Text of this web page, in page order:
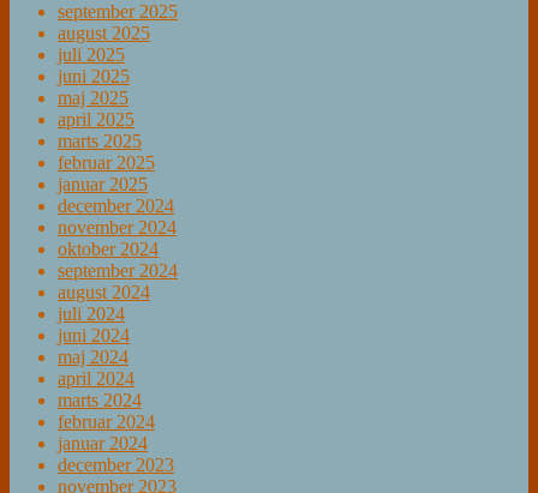
september 2025
august 2025
juli 2025
juni 2025
maj 2025
april 2025
marts 2025
februar 2025
januar 2025
december 2024
november 2024
oktober 2024
september 2024
august 2024
juli 2024
juni 2024
maj 2024
april 2024
marts 2024
februar 2024
januar 2024
december 2023
november 2023